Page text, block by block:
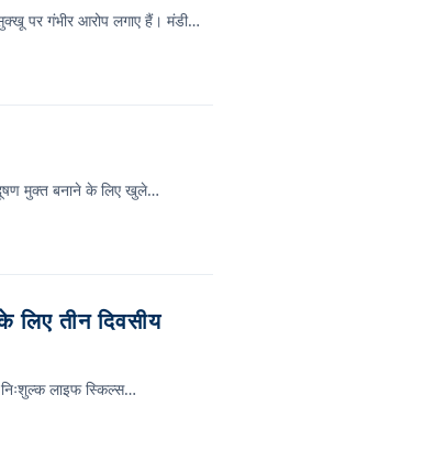
पर गंभीर आरोप लगाए हैं। मंडी…
मुक्त बनाने के लिए खुले…
तीन दिवसीय
निःशुल्क लाइफ स्किल्स…